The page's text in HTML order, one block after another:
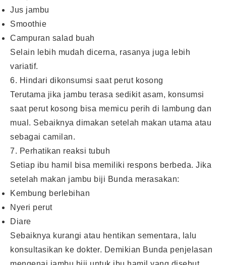
Jus jambu
Smoothie
Campuran salad buah
Selain lebih mudah dicerna, rasanya juga lebih
variatif.
6. Hindari dikonsumsi saat perut kosong
Terutama jika jambu terasa sedikit asam, konsumsi
saat perut kosong bisa memicu perih di lambung dan
mual. Sebaiknya dimakan setelah makan utama atau
sebagai camilan.
7. Perhatikan reaksi tubuh
Setiap ibu hamil bisa memiliki respons berbeda. Jika
setelah makan jambu biji Bunda merasakan:
Kembung berlebihan
Nyeri perut
Diare
Sebaiknya kurangi atau hentikan sementara, lalu
konsultasikan ke dokter. Demikian Bunda penjelasan